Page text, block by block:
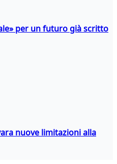
per un futuro già scritto
nuove limitazioni alla